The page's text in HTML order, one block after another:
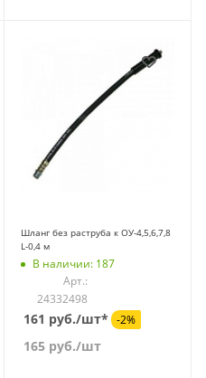
Шланг без раструба к ОУ-4,5,6,7,8
L-0,4 м
В наличии: 187
Арт.:
24332498
161 руб./шт* -2%
165руб./шт